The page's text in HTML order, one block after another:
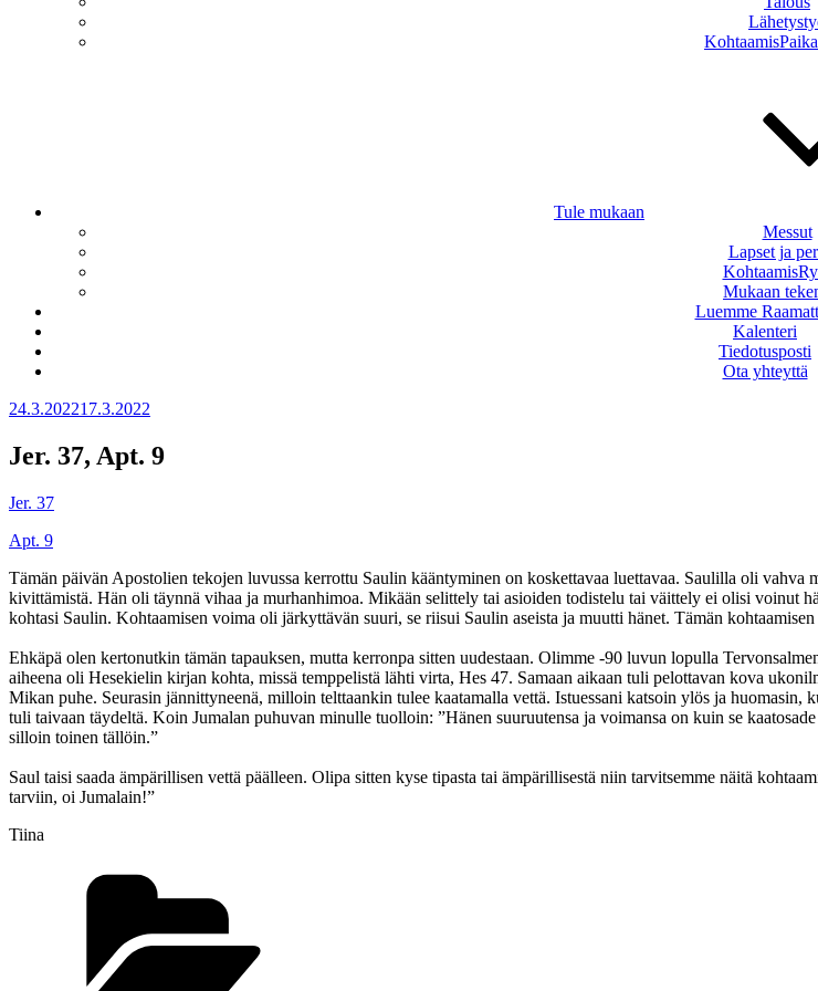
Tule mukaan
Messut
Lapset ja
Mukaan
Luemme
Kalenteri
Tiedotusposti
Ota yhteyttä
Julkaistu
24.3.202217.3.2022
Jer. 37, Apt. 9
Jer. 37
Apt. 9
Tämän päivän Apostolien tekojen luvussa kerrottu Saulin kääntyminen on koskettavaa luettavaa. Saulilla oli vahva
kivittämistä. Hän oli täynnä vihaa ja murhanhimoa. Mikään selittely tai asioiden todistelu tai väittely ei olisi voinut
kohtasi Saulin. Kohtaamisen voima oli järkyttävän suuri, se riisui Saulin aseista ja muutti hänet. Tämän
Ehkäpä olen kertonutkin tämän tapauksen, mutta kerronpa sitten uudestaan. Olimme -90 luvun lopulla
aiheena oli Hesekielin kirjan kohta, missä temppelistä lähti virta, Hes 47. Samaan aikaan tuli pelottavan kova
Mikan puhe. Seurasin jännittyneenä, milloin telttaankin tulee kaatamalla vettä. Istuessani katsoin ylös ja
tuli taivaan täydeltä. Koin Jumalan puhuvan minulle tuolloin: ”Hänen suuruutensa ja voimansa on kuin se
silloin toinen tällöin.”
Saul taisi saada ämpärillisen vettä päälleen. Olipa sitten kyse tipasta tai ämpärillisestä niin tarvitsemme näitä
tarviin, oi Jumalain!”
Tiina